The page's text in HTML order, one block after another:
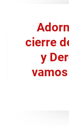
cierre
y